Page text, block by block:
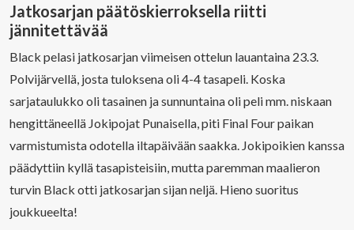
Jatkosarjan päätöskierroksella riitti
jännitettävää
Black pelasi jatkosarjan viimeisen ottelun lauantaina 23.3.
Polvijärvellä, josta tuloksena oli 4-4 tasapeli. Koska
sarjataulukko oli tasainen ja sunnuntaina oli peli mm. niskaan
hengittäneellä Jokipojat Punaisella, piti Final Four paikan
varmistumista odotella iltapäivään saakka. Jokipoikien kanssa
päädyttiin kyllä tasapisteisiin, mutta paremman maalieron
turvin Black otti jatkosarjan sijan neljä. Hieno suoritus
joukkueelta!